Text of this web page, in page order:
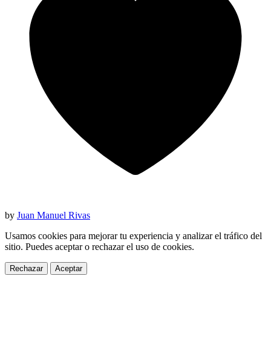
by Juan Manuel Rivas
Usamos cookies para mejorar tu experiencia y analizar el tráfico del
sitio. Puedes aceptar o rechazar el uso de cookies.
Rechazar Aceptar